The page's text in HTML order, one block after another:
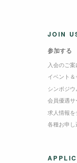
JOIN
参加する
入会のご案
イベント
シンポジウ
会員優遇
求人情報を
各種お申